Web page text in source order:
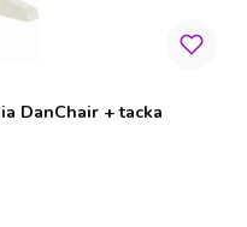
DanChair + tacka